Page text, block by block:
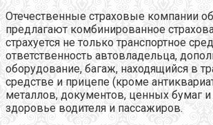
Отечественные страховые компании
предлагают комбинированное
страхуется не только транспортное
ответственность автовладельца,
оборудование, багаж, находящийся в
средстве и прицепе (кроме
металлов, документов, ценных бумаг и
здоровье водителя и пассажиров.